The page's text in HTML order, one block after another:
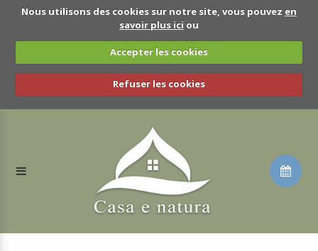
Nous utilisons des cookies sur notre site, vous pouvez en
savoir plus ici ou
Accepter les cookies
Refuser les cookies